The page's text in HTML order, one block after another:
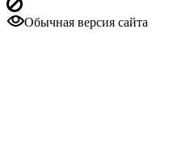
Обычная версия сайта